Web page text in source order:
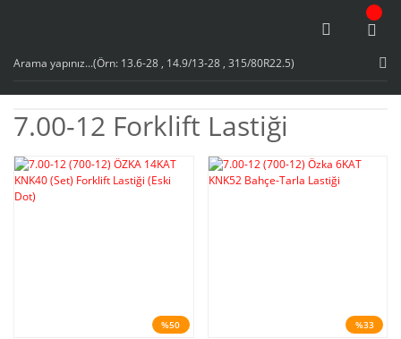
7.00-12 Forklift Lastiği
%50 %33